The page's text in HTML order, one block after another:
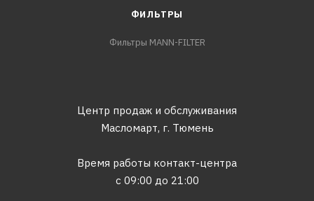
ФИЛЬТРЫ
Фильтры MANN-FILTER
Центр продаж и обслуживания
Масломарт, г. Тюмень
Время работы контакт-центра
с 09:00 до 21:00